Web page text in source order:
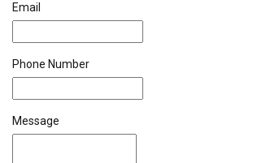
Email
Phone Number
Message